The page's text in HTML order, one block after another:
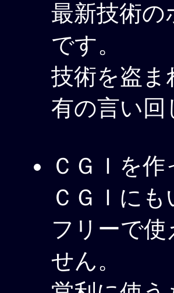
最新技術の
です。
技術を盗ま
有の言い回
ＣＧＩを
ＣＧＩに
フリーで
せん。